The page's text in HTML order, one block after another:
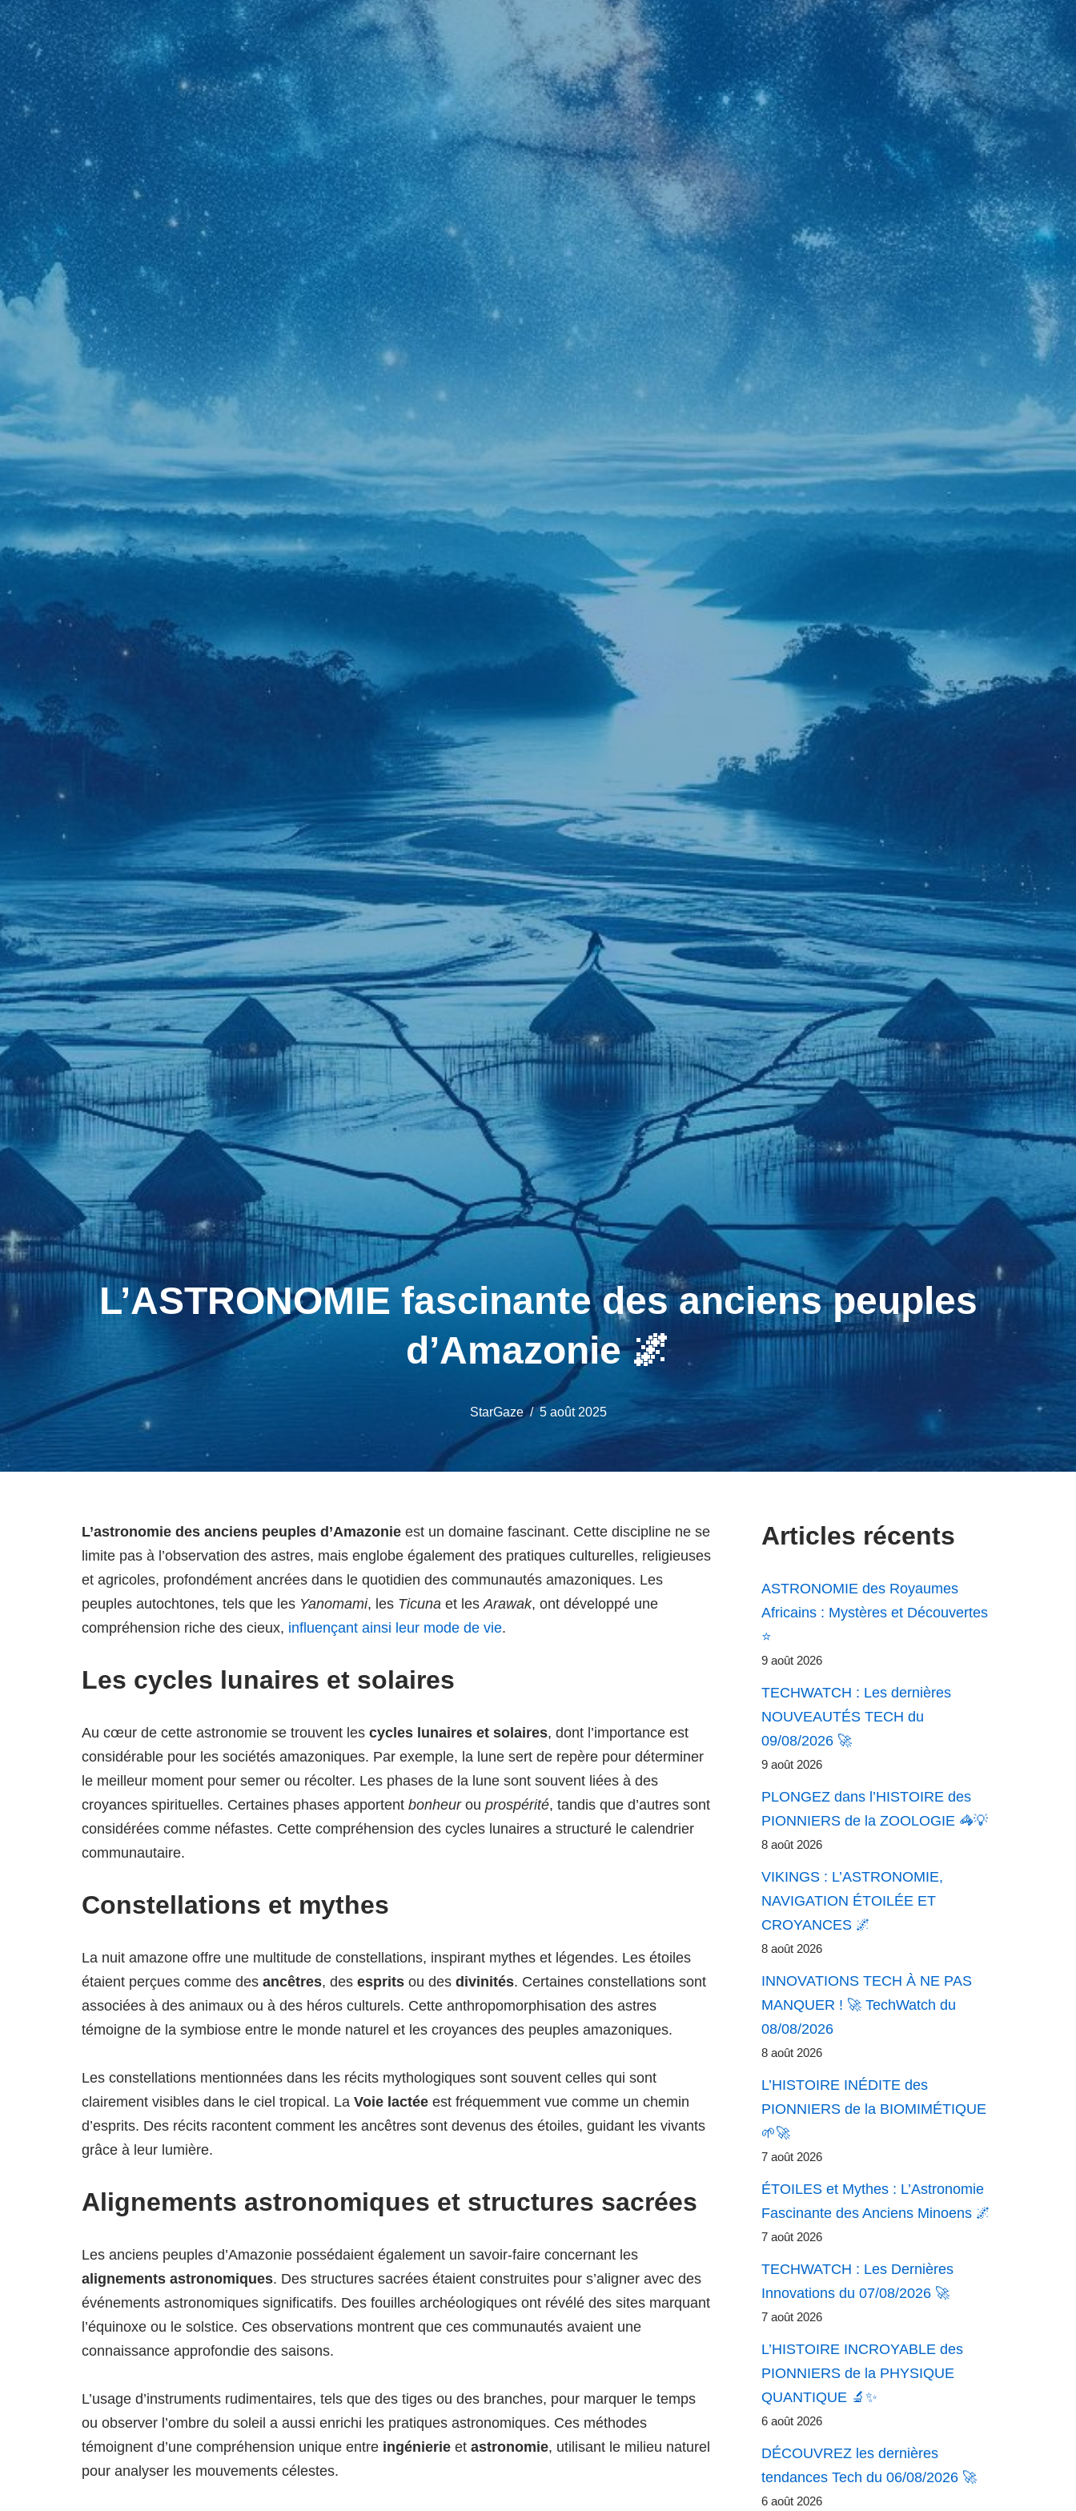
L’ASTRONOMIE fascinante des anciens peuples
d’Amazonie 🌌
StarGaze 5 août 2025
L’astronomie des anciens peuples d’Amazonie est un domaine fascinant. Cette discipline ne se
limite pas à l’observation des astres, mais englobe également des pratiques culturelles, religieuses
et agricoles, profondément ancrées dans le quotidien des communautés amazoniques. Les
peuples autochtones, tels que les Yanomami, les Ticuna et lesArawak, ont développé une
compréhension riche des cieux, influençant ainsi leur mode de vie.
Les cycles lunaires et solaires
Au cœur de cette astronomie se trouvent les cycles lunaires et solaires, dont l’importance est
considérable pour les sociétés amazoniques. Par exemple, la lune sert de repère pour déterminer
le meilleur moment pour semer ou récolter. Les phases de la lune sont souvent liées à des
croyances spirituelles. Certaines phases apportent bonheurou prospérité, tandis que d’autres sont
considérées comme néfastes. Cette compréhension des cycles lunaires a structuré le calendrier
communautaire.
Constellations et mythes
La nuit amazone offre une multitude de constellations, inspirant mythes et légendes. Les étoiles
étaient perçues comme des ancêtres, des esprits ou des divinités. Certaines constellations sont
associées à des animaux ou à des héros culturels. Cette anthropomorphisation des astres
témoigne de la symbiose entre le monde naturel et les croyances des peuples amazoniques.
Les constellations mentionnées dans les récits mythologiques sont souvent celles qui sont
clairement visibles dans le ciel tropical. La Voie lactée est fréquemment vue comme un chemin
d’esprits. Des récits racontent comment les ancêtres sont devenus des étoiles, guidant les vivants
grâce à leur lumière.
Alignements astronomiques et structures sacrées
Les anciens peuples d’Amazonie possédaient également un savoir-faire concernant les
alignements astronomiques. Des structures sacrées étaient construites pour s’aligner avec des
événements astronomiques significatifs. Des fouilles archéologiques ont révélé des sites marquant
l’équinoxe ou le solstice. Ces observations montrent que ces communautés avaient une
connaissance approfondie des saisons.
L’usage d’instruments rudimentaires, tels que des tiges ou des branches, pour marquer le temps
ou observer l’ombre du soleil a aussi enrichi les pratiques astronomiques. Ces méthodes
témoignent d’une compréhension unique entre ingénierie et astronomie, utilisant le milieu naturel
pour analyser les mouvements célestes.
Articles récents
ASTRONOMIE des Royaumes
Africains : Mystères et Découvertes
⭐
9 août 2026
TECHWATCH : Les dernières
NOUVEAUTÉS TECH du
09/08/2026 🚀
9 août 2026
PLONGEZ dans l’HISTOIRE des
PIONNIERS de la ZOOLOGIE 🦓💡
8 août 2026
VIKINGS : L’ASTRONOMIE,
NAVIGATION ÉTOILÉE ET
CROYANCES 🌌
8 août 2026
INNOVATIONS TECH À NE PAS
MANQUER ! 🚀 TechWatch du
08/08/2026
8 août 2026
L’HISTOIRE INÉDITE des
PIONNIERS de la BIOMIMÉTIQUE
🌱🚀
7 août 2026
ÉTOILES et Mythes : L’Astronomie
Fascinante des Anciens Minoens 🌌
7 août 2026
TECHWATCH : Les Dernières
Innovations du 07/08/2026 🚀
7 août 2026
L’HISTOIRE INCROYABLE des
PIONNIERS de la PHYSIQUE
QUANTIQUE 🔬✨
6 août 2026
DÉCOUVREZ les dernières
tendances Tech du 06/08/2026 🚀
6 août 2026